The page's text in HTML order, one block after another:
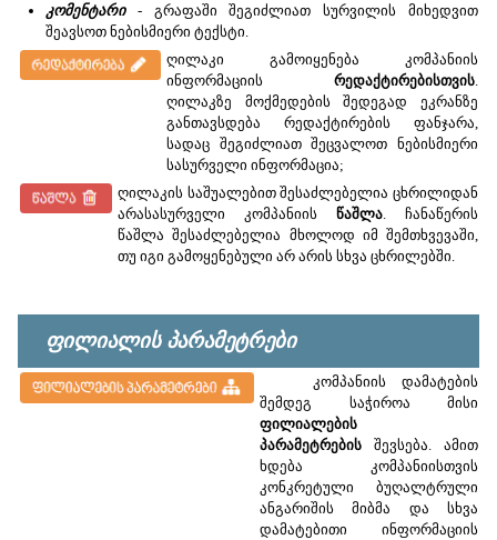
კომენტარი- გრაფაში შეგიძლიათ სურვილის მიხედვით
შეავსოთ ნებისმიერი ტექსტი.
ღილაკი გამოიყენება კომპანიის
ინფორმაციის რედაქტირებისთვის.
ღილაკზე მოქმედების შედეგად ეკრანზე
განთავსდება რედაქტირების ფანჯარა,
სადაც შეგიძლიათ შეცვალოთ ნებისმიერი
სასურველი ინფორმაცია;
ღილაკის საშუალებით შესაძლებელია ცხრილიდან
არასასურველი კომპანიის წაშლა. ჩანაწერის
წაშლა შესაძლებელია მხოლოდ იმ შემთხვევაში,
თუ იგი გამოყენებული არ არის სხვა ცხრილებში.
ფილიალის პარამეტრები
კომპანიის დამატების
შემდეგ საჭიროა მისი
ფილიალების
პარამეტრების შევსება. ამით
ხდება კომპანიისთვის
კონკრეტული ბუღალტრული
ანგარიშის მიბმა და სხვა
დამატებითი ინფორმაციის